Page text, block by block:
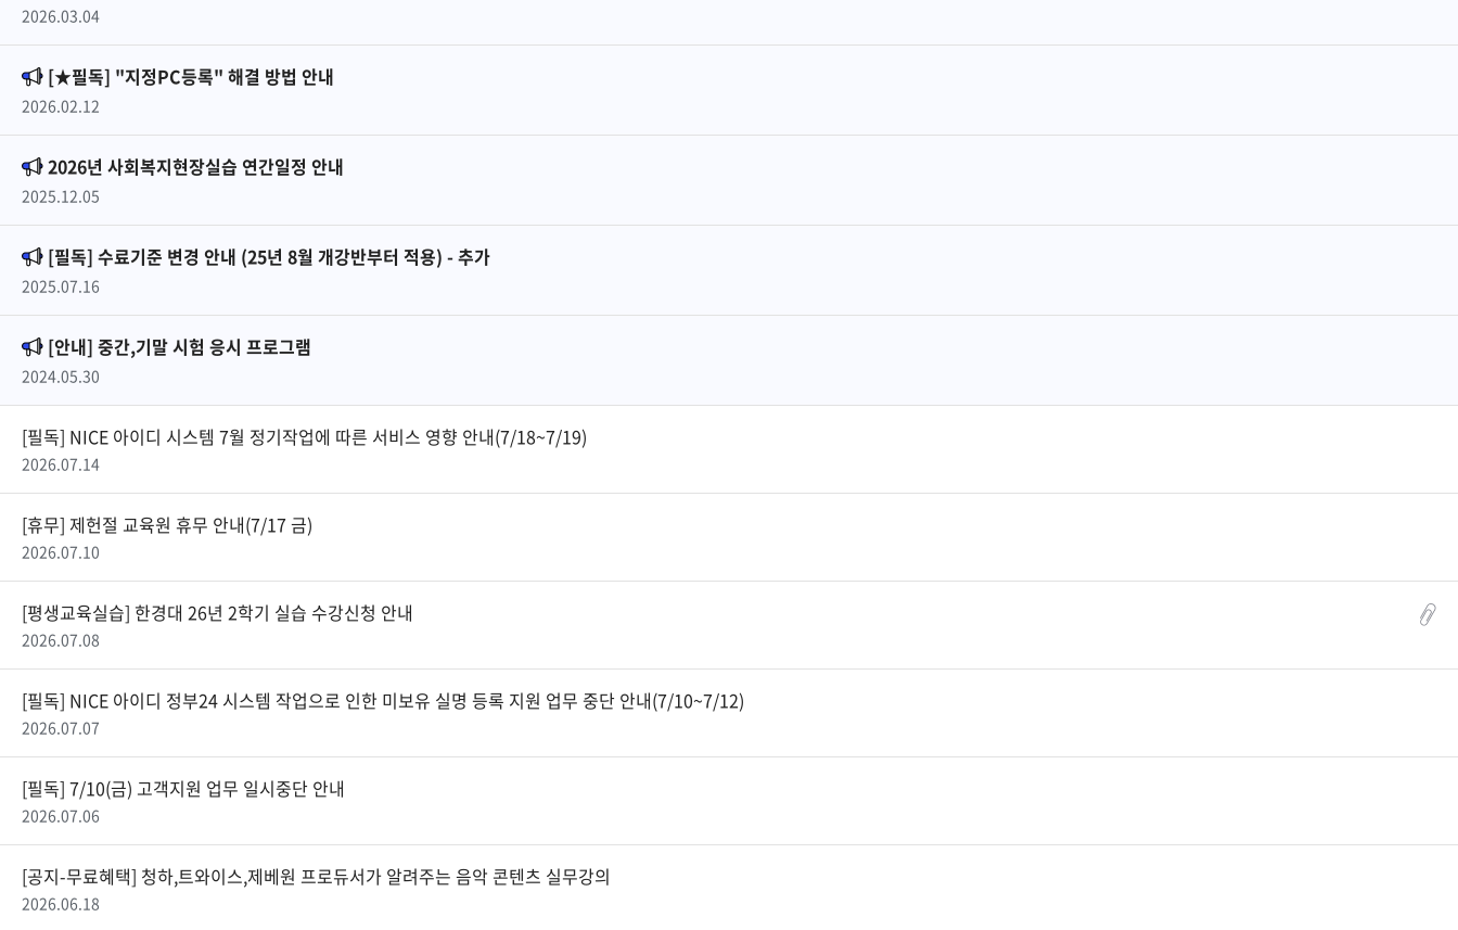
2026.03.04
[★필독] "지정PC등록" 해결 방법 안내
2026.02.12
2026년 사회복지현장실습 연간일정 안내
2025.12.05
[필독] 수료기준 변경 안내 (25년 8월 개강반부터 적용) - 추가
2025.07.16
[안내] 중간,기말 시험 응시 프로그램
2024.05.30
[필독] NICE 아이디 시스템 7월 정기작업에 따른 서비스 영향 안내(7/18~7/19)
2026.07.14
[휴무] 제헌절 교육원 휴무 안내(7/17 금)
2026.07.10
[평생교육실습] 한경대 26년 2학기 실습 수강신청 안내
2026.07.08
[필독] NICE 아이디 정부24 시스템 작업으로 인한 미보유 실명 등록 지원 업무 중단 안내(7/10~7/12)
2026.07.07
[필독] 7/10(금) 고객지원 업무 일시중단 안내
2026.07.06
[공지-무료혜택] 청하,트와이스,제베원 프로듀서가 알려주는 음악 콘텐츠 실무강의
2026.06.18